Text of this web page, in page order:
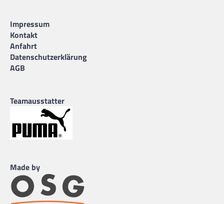
Impressum
Kontakt
Anfahrt
Datenschutzerklärung
AGB
Teamausstatter
Made by